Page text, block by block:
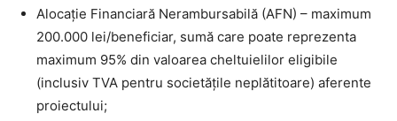
Alocație Financiară Nerambursabilă (AFN) – maximum
200.000 lei/beneficiar, sumă care poate reprezenta
maximum 95% din valoarea cheltuielilor eligibile
(inclusiv TVA pentru societățile neplătitoare) aferente
proiectului;